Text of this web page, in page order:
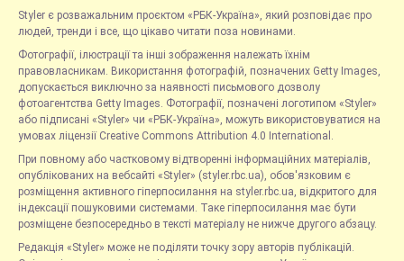
Styler є розважальним проєктом «РБК-Україна», який розповідає про
людей, тренди і все, що цікаво читати поза новинами.
Фотографії, ілюстрації та інші зображення належать їхнім
правовласникам. Використання фотографій, позначених Getty Images,
допускається виключно за наявності письмового дозволу
фотоагентства Getty Images. Фотографії, позначені логотипом «Styler»
або підписані «Styler» чи «РБК-Україна», можуть використовуватися на
умовах ліцензії Creative Commons Attribution 4.0 International.
При повному або частковому відтворенні інформаційних матеріалів,
опублікованих на вебсайті «Styler» (styler.rbc.ua), обов'язковим є
розміщення активного гіперпосилання на styler.rbc.ua, відкритого для
індексації пошуковими системами. Таке гіперпосилання має бути
розміщене безпосередньо в тексті матеріалу не нижче другого абзацу.
Редакція «Styler» може не поділяти точку зору авторів публікацій.